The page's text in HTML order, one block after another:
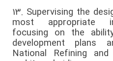
13. Supervising the
most appropriate
focusing on the
development
National Refining